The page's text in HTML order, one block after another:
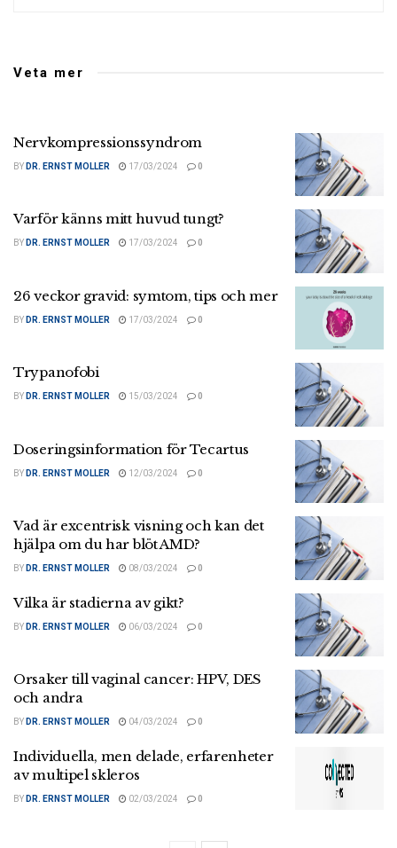
Veta mer
Nervkompressionssyndrom
BY DR. ERNST MOLLER 17/03/2024 0
Varför känns mitt huvud tungt?
BY DR. ERNST MOLLER 17/03/2024 0
26 veckor gravid: symtom, tips och mer
BY DR. ERNST MOLLER 17/03/2024 0
Trypanofobi
BY DR. ERNST MOLLER 15/03/2024 0
Doseringsinformation för Tecartus
BY DR. ERNST MOLLER 12/03/2024 0
Vad är excentrisk visning och kan det
hjälpa om du har blöt AMD?
BY DR. ERNST MOLLER 08/03/2024 0
Vilka är stadierna av gikt?
BY DR. ERNST MOLLER 06/03/2024 0
Orsaker till vaginal cancer: HPV, DES
och andra
BY DR. ERNST MOLLER 04/03/2024 0
Individuella, men delade, erfarenheter
av multipel skleros
BY DR. ERNST MOLLER 02/03/2024 0